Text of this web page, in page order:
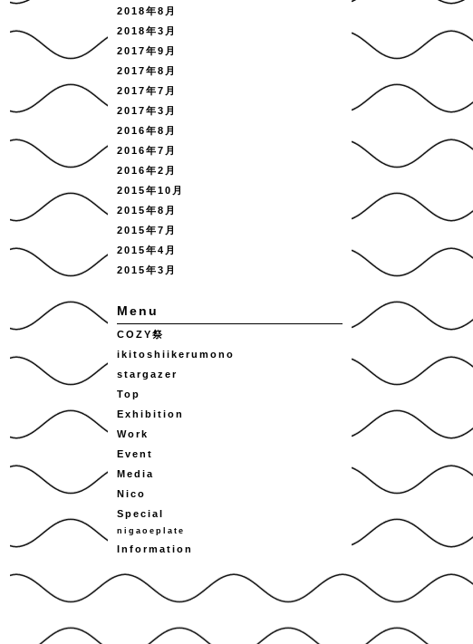
2018年8月
2018年3月
2017年9月
2017年8月
2017年7月
2017年3月
2016年8月
2016年7月
2016年2月
2015年10月
2015年8月
2015年7月
2015年4月
2015年3月
Menu
COZY祭
ikitoshiikerumono
stargazer
Top
Exhibition
Work
Event
Media
Nico
Special
nigaoeplate
Information